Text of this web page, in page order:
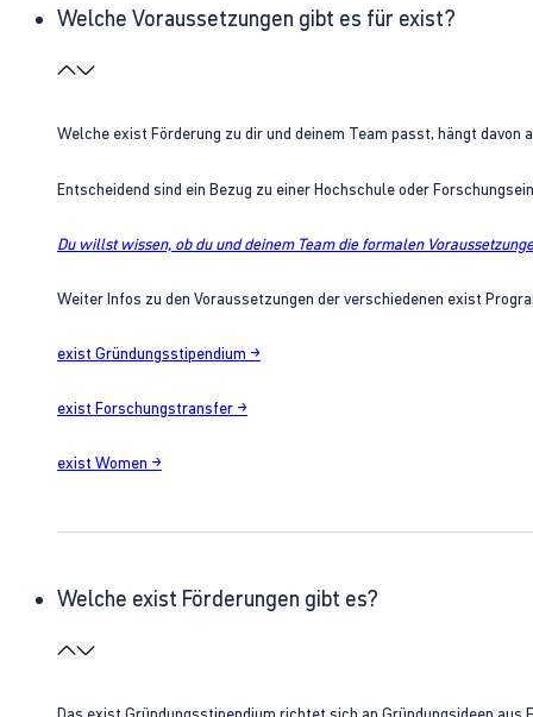
Welche Voraussetzungen gibt es für exist?
Welche exist Förderung zu dir und deinem Team passt, hängt
Entscheidend sind ein Bezug zu einer Hochschule oder
Du willst wissen, ob du und deinem Team die formalen
Weiter Infos zu den Voraussetzungen der verschiedenen exist
exist Gründungsstipendium →
exist Forschungstransfer →
exist Women →
Welche exist Förderungen gibt es?